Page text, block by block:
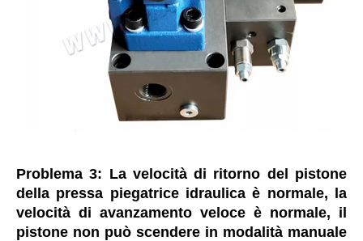
Problema 3: La velocità di ritorno del pistone
della pressa piegatrice idraulica è normale, la
velocità di avanzamento veloce è normale, il
pistone non può scendere in modalità manuale